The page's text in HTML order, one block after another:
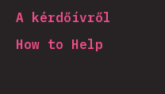
A kérdőívről
How to Help